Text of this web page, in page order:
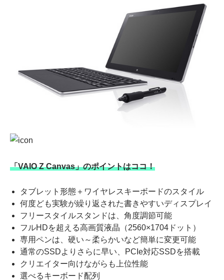
「VAIO Z Canvas」のポイントはココ！
タブレット形態＋ワイヤレスキーボードのスタイル
何度ども実験が繰り返された書きやすいディスプレイ
フリースタイルスタンドは、角度調節可能
フルHDを超える高画質液晶（2560×1704ドット）
専用ペンは、硬い～柔らかいなど簡単に変更可能
通常のSSDよりさらに早い、PCIe対応SSDを搭載
クリエイター向けながらも上位性能
選べるキーボード配列